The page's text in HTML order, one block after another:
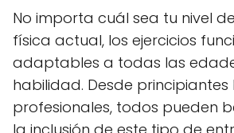
No importa cuál sea tu nivel
física actual, los ejercicios
adaptables a todas las
habilidad. Desde
profesionales, todos pueden